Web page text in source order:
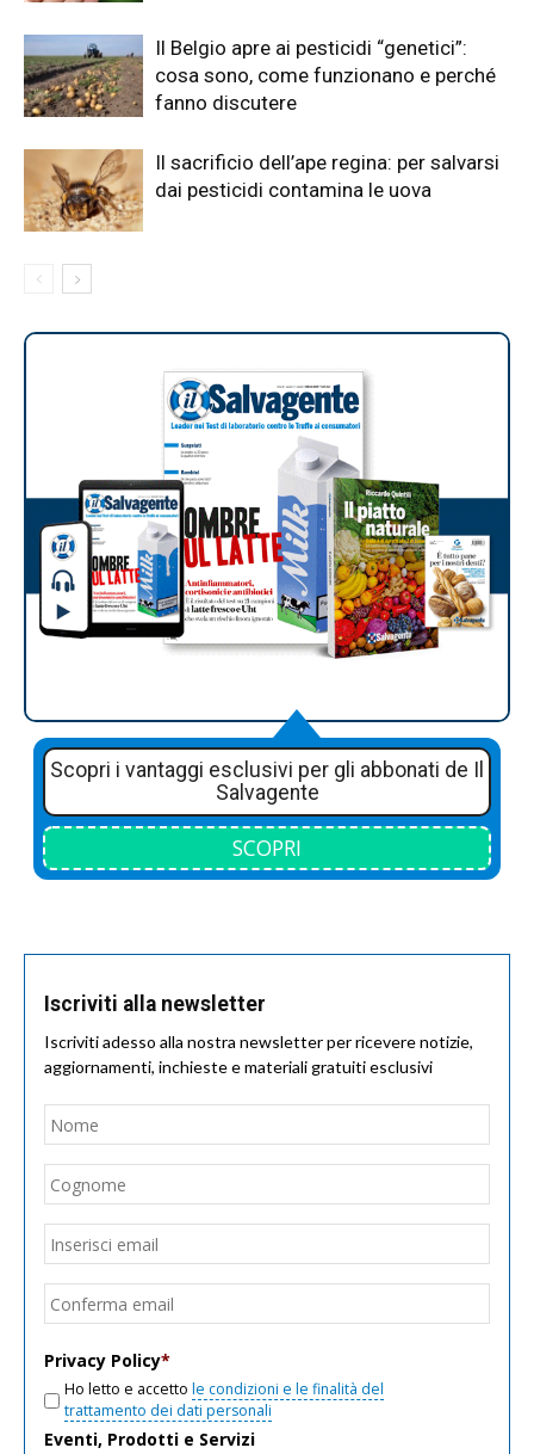
Il Belgio apre ai pesticidi “genetici”:
cosa sono, come funzionano e perché
fanno discutere
Il sacrificio dell’ape regina: per salvarsi
dai pesticidi contamina le uova
Scopri i vantaggi esclusivi per gli abbonati de Il
Salvagente
SCOPRI
Iscriviti alla newsletter
Iscriviti adesso alla nostra newsletter per ricevere notizie,
aggiornamenti, inchieste e materiali gratuiti esclusivi
Nome
Email
Privacy Policy*
Ho letto e accetto le condizioni e le finalità del
trattamento dei dati personali
Eventi, Prodotti e Servizi